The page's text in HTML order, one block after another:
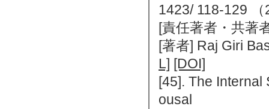
1423/ 118-129
[責任著者・共著
[著者] Raj Giri
L] [DOI]
[45]. The Internal
ousal